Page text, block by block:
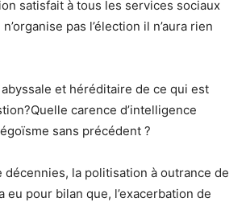
satisfait à tous les services sociaux
pas l’élection il n’aura rien
et héréditaire de ce qui est
carence d’intelligence
sans précédent ?
décennies, la politisation à outrance de
eu pour bilan que, l’exacerbation de